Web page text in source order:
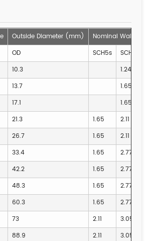
Outside Diameter (mm)
Nominal Wall
OD SCH5s SCHl0s
10.3
1.24
13.7
1.65
17.1
1.65
21.3 1.65
2.11
26.7 1.65
2.11
33.4 1.65
2.77
42.2 1.65
2.77
48.3 1.65
2.77
60.3 1.65
2.77
73 2.11
3.05
88.9 2.11
3.05